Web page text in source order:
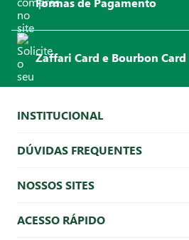
Zaffari Card e Bourbon Card
INSTITUCIONAL
DÚVIDAS FREQUENTES
NOSSOS SITES
ACESSO RÁPIDO